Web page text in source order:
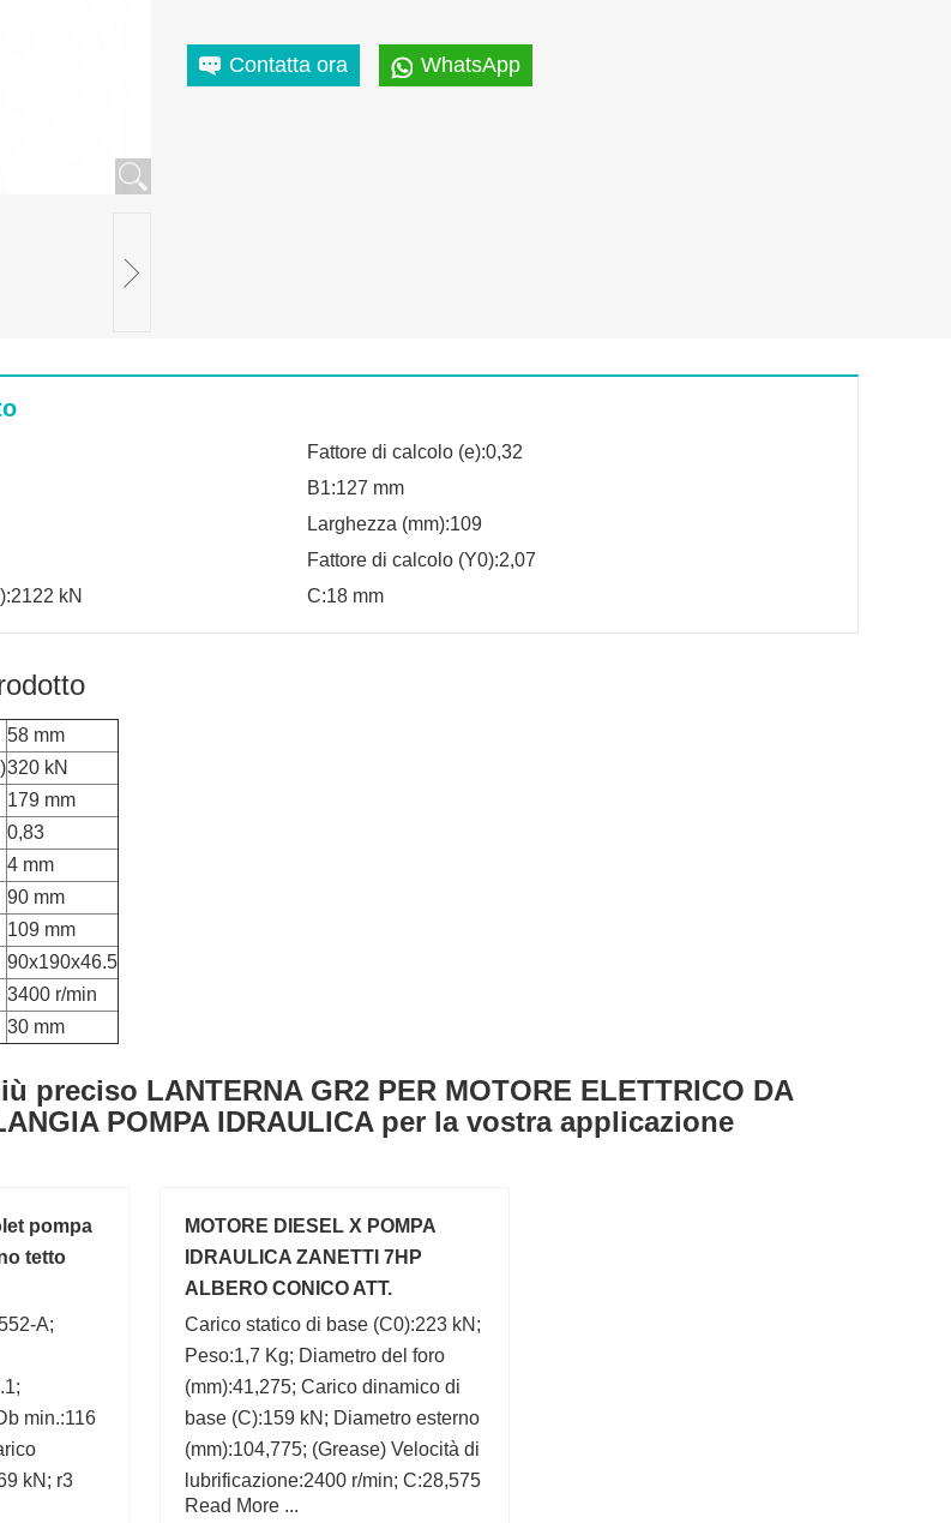
Contatta ora WhatsApp
Fattore di calcolo (e):0,32
B1:127 mm
Larghezza (mm):109
Fattore di calcolo (Y0):2,07
kN
C:18 mm
58 mm
320 kN
179 mm
0,83
4 mm
90 mm
109 mm
90x190x46.5
3400 r/min
30 mm
preciso LANTERNA GR2 PER MOTORE ELETTRICO DA
POMPA IDRAULICA per la vostra applicazione
pompa
tetto
A;
min.:116
kN; r3
Fattore
MOTORE DIESEL X POMPA
IDRAULICA ZANETTI 7HP
ALBERO CONICO ATT.
LOMBARDINI ZDM78C
Carico statico di base (C0):223 kN;
Peso:1,7 Kg; Diametro del foro
(mm):41,275; Carico dinamico di
base (C):159 kN; Diametro esterno
(mm):104,775; (Grease) Velocità di
lubrificazione:2400 r/min; C:28,575
mm; a:7,4 mm; Marchio:CX;
Read More ...